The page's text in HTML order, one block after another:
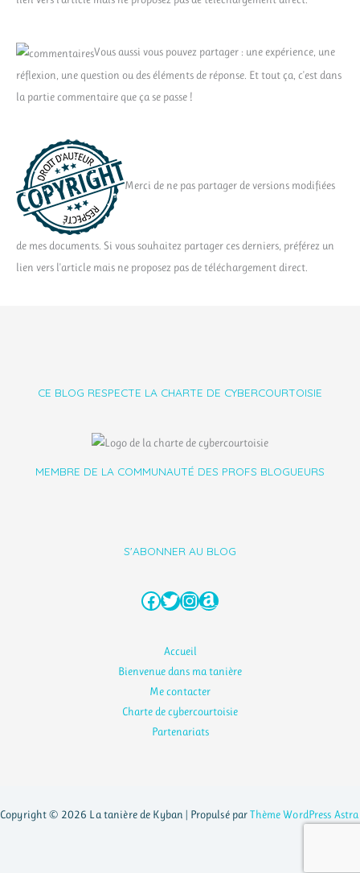
Vous aussi vous pouvez partager : une expérience, une
réflexion, une question ou des éléments de réponse. Et tout ça, c'est dans
la partie commentaire que ça se passe !
Merci de ne pas partager de versions modifiées
de mes documents. Si vous souhaitez partager ces derniers, préférez un
lien vers l'article mais ne proposez pas de téléchargement direct.
CE BLOG RESPECTE LA CHARTE DE CYBERCOURTOISIE
MEMBRE DE LA COMMUNAUTÉ DES PROFS BLOGUEURS
S'ABONNER AU BLOG
Facebook
Twitter
Instagram
Amazon
Accueil
Bienvenue dans ma tanière
Me contacter
Charte de cybercourtoisie
Partenariats
Copyright © 2026 La tanière de Kyban | Propulsé parThème WordPress Astra